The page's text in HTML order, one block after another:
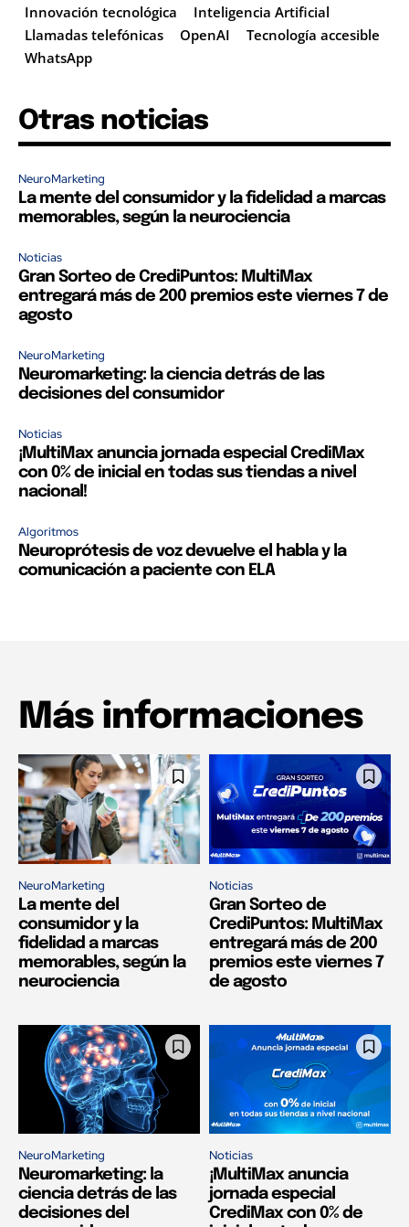
Innovación tecnológica
Inteligencia Artificial
Llamadas telefónicas
OpenAI
Tecnología accesible
WhatsApp
Otras noticias
NeuroMarketing
La mente del consumidor y la fidelidad a marcas
memorables, según la neurociencia
Noticias
Gran Sorteo de CrediPuntos: MultiMax
entregará más de 200 premios este viernes 7 de
agosto
NeuroMarketing
Neuromarketing: la ciencia detrás de las
decisiones del consumidor
Noticias
¡MultiMax anuncia jornada especial CrediMax
con 0% de inicial en todas sus tiendas a nivel
nacional!
Algoritmos
Neuroprótesis de voz devuelve el habla y la
comunicación a paciente con ELA
Más informaciones
NeuroMarketing
La mente del
consumidor y la
fidelidad a marcas
memorables, según la
neurociencia
Noticias
Gran Sorteo de
CrediPuntos: MultiMax
entregará más de 200
premios este viernes 7
de agosto
NeuroMarketing
Neuromarketing: la
ciencia detrás de las
decisiones del
Noticias
¡MultiMax anuncia
jornada especial
CrediMax con 0% de